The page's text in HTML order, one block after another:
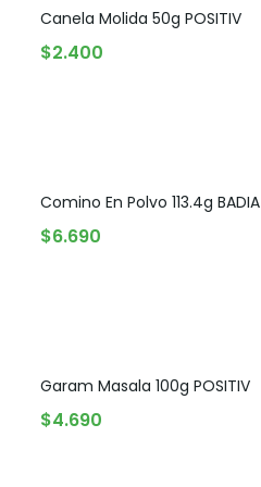
Canela Molida 50g POSITIV
$2.400
Comino En Polvo 113.4g BADIA
$6.690
Garam Masala 100g POSITIV
$4.690